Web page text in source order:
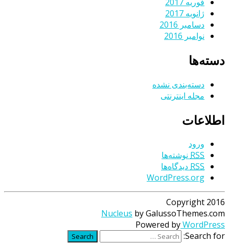
ژانویه 2017
دسامبر 2016
نوامبر 2016
دسته‌ها
دسته‌بندی نشده
مجله اینترنتی
اطلاعات
ورود
RSS نوشته‌ها
RSSدیدگاه‌ها
WordPress.org
Copyright 2016
Nucleus by GalussoThemes.com
Powered byWordPress
Search for:
Search